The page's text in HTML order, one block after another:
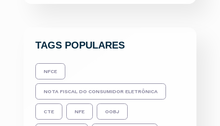
TAGS POPULARES
NFCE
NOTA FISCAL DO CONSUMIDOR ELETRÔNICA
CTE NFE OOBJ